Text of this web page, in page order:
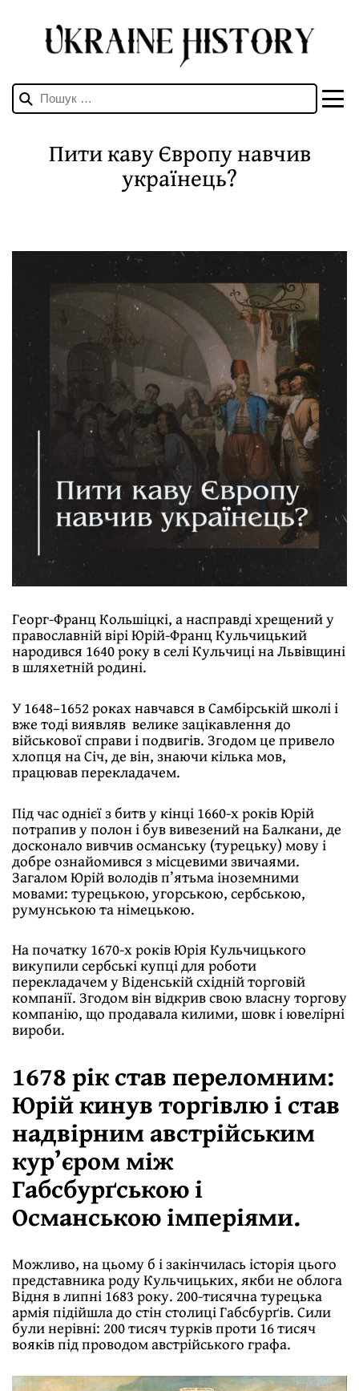
Пошук:
Пити каву Європу навчив
українець?
Георг-Франц Кольшіцкі, а насправді хрещений у
православній вірі Юрій-Франц Кульчицький
народився 1640 року в селі Кульчиці на Львівщині
в шляхетній родині.
У 1648–1652 роках навчався в Самбірській школі і
вже тоді виявляв велике зацікавлення до
військової справи і подвигів. Згодом це привело
хлопця на Січ, де він, знаючи кілька мов,
працював перекладачем.
Під час однієї з битв у кінці 1660-х років Юрій
потрапив у полон і був вивезений на Балкани, де
досконало вивчив османську (турецьку) мову і
добре ознайомився з місцевими звичаями.
Загалом Юрій володів п’ятьма іноземними
мовами: турецькою, угорською, сербською,
румунською та німецькою.
На початку 1670-х років Юрія Кульчицького
викупили сербські купці для роботи
перекладачем у Віденській східній торговій
компанії. Згодом він відкрив свою власну торгову
компанію, що продавала килими, шовк і ювелірні
вироби.
1678 рік став переломним:
Юрій кинув торгівлю і став
надвірним австрійським
кур’єром між
Габсбурґською і
Османською імперіями.
Можливо, на цьому б і закінчилась історія цього
представника роду Кульчицьких, якби не облога
Відня в липні 1683 року. 200-тисячна турецька
армія підійшла до стін столиці Габсбурґів. Сили
були нерівні: 200 тисяч турків проти 16 тисяч
вояків під проводом австрійського графа.